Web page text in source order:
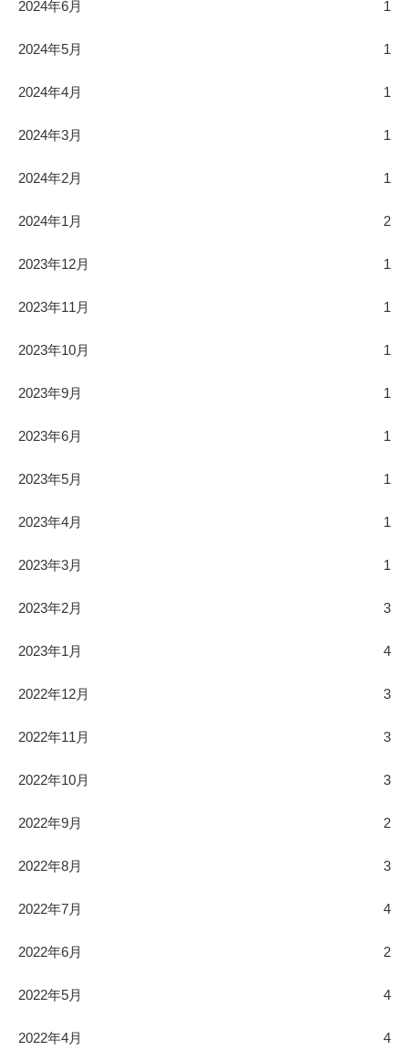
2024年6月 1
2024年5月 1
2024年4月 1
2024年3月 1
2024年2月 1
2024年1月 2
2023年12月 1
2023年11月 1
2023年10月 1
2023年9月 1
2023年6月 1
2023年5月 1
2023年4月 1
2023年3月 1
2023年2月 3
2023年1月 4
2022年12月 3
2022年11月 3
2022年10月 3
2022年9月 2
2022年8月 3
2022年7月 4
2022年6月 2
2022年5月 4
2022年4月 4